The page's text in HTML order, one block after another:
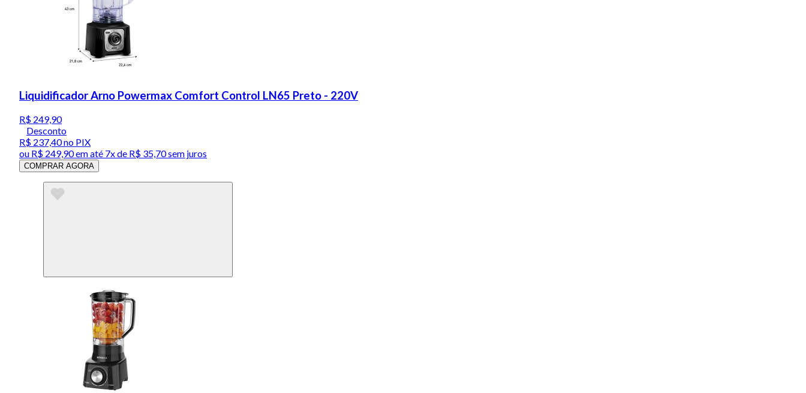
Liquidificador Arno Powermax Comfort Control LN65 Preto - 220V
R$ 249,90
Desconto
R$ 237,40no PIX
ou R$ 249,90em até 7x de R$ 35,70 sem juros
COMPRAR AGORA